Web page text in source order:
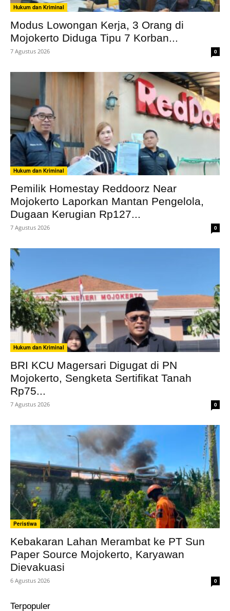
Hukum dan Kriminal
Modus Lowongan Kerja, 3 Orang di
Mojokerto Diduga Tipu 7 Korban...
7 Agustus 2026 0
Hukum dan Kriminal
Pemilik Homestay Reddoorz Near
Mojokerto Laporkan Mantan Pengelola,
Dugaan Kerugian Rp127...
7 Agustus 2026 0
Hukum dan Kriminal
BRI KCU Magersari Digugat di PN
Mojokerto, Sengketa Sertifikat Tanah
Rp75...
7 Agustus 2026 0
Peristiwa
Kebakaran Lahan Merambat ke PT Sun
Paper Source Mojokerto, Karyawan
Dievakuasi
6 Agustus 2026 0
Terpopuler